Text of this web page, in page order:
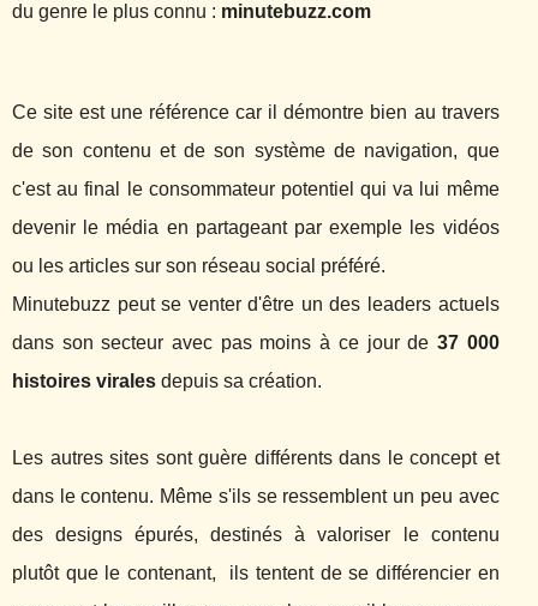
du genre le plus connu : minutebuzz.com
Ce site est une référence car il démontre bien au travers
de son contenu et de son système de navigation, que
c'est au final le consommateur potentiel qui va lui même
devenir le média en partageant par exemple les vidéos
ou les articles sur son réseau social préféré.
Minutebuzz peut se venter d'être un des leaders actuels
dans son secteur avec pas moins à ce jour de 37 000
histoires virales depuis sa création.
Les autres sites sont guère différents dans le concept et
dans le contenu. Même s'ils se ressemblent un peu avec
des designs épurés, destinés à valoriser le contenu
plutôt que le contenant, ils tentent de se différencier en